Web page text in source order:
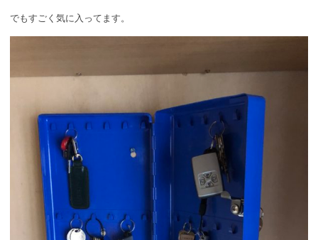
でもすごく気に入ってます。